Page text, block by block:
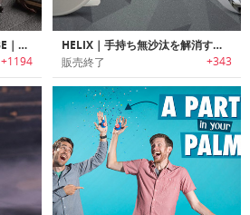
【現品特価】INFINITY CUBE｜スタイリッシュに手持ち無沙汰を解消するラグジュアリーフィジィットキューブ「インフィニティキューブ」
+1194
HELIX｜手持ち無沙汰を解消する航空機グレードアルミニウム製モジュラー式フィジットスピナー「ヘリックス」
販売終了 +343